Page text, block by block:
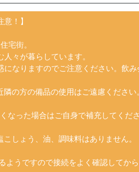
意！】
宅街。
々が暮らしています。
なりますのでご注意ください。飲み
の方の備品の使用はご遠慮ください。
った場合はご自身で補充してくださ
しょう、油、調味料はありません。
うですので接続をよく確認してか